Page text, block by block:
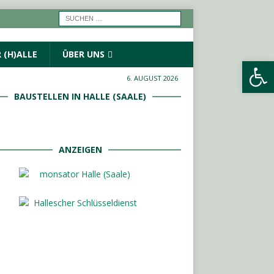
(H)ALLE ÜBER UNS
6. AUGUST 2026
BAUSTELLEN IN HALLE (SAALE)
ANZEIGEN
Werkzeugleiste öffnen